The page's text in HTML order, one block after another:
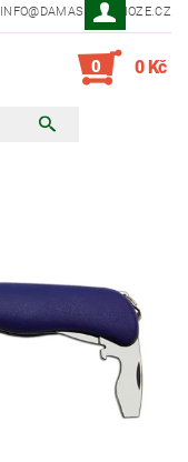
INFO@DAMASKOVE-NOZE.CZ
0 0 Kč